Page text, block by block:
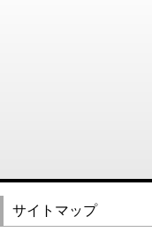
サイトマップ